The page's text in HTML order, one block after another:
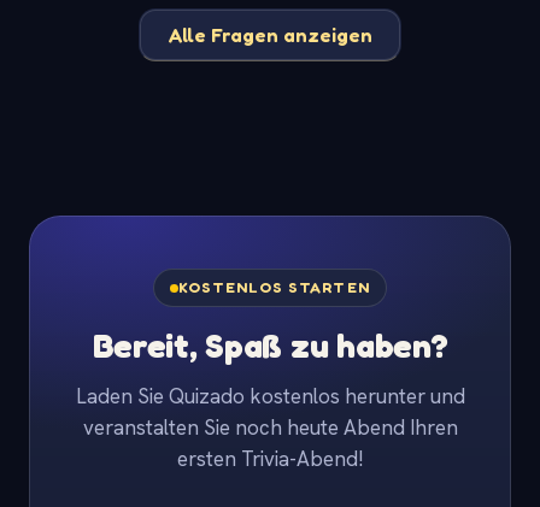
Alle Fragen anzeigen
KOSTENLOS STARTEN
Bereit, Spaß zu haben?
Laden Sie Quizado kostenlos herunter und
veranstalten Sie noch heute Abend Ihren
ersten Trivia-Abend!